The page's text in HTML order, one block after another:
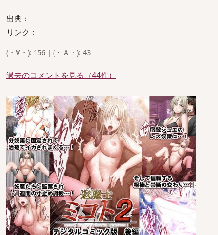
出典：
リンク：
(・∀・): 156 | (・Ａ・): 43
過去のコメントを見る（44件）